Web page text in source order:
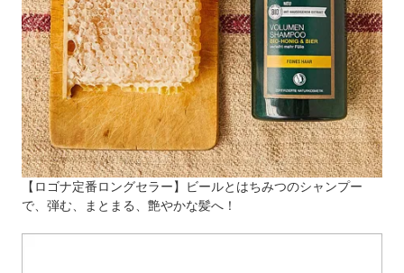
【ロゴナ定番ロングセラー】ビールとはちみつのシャンプー
で、弾む、まとまる、艶やかな髪へ！